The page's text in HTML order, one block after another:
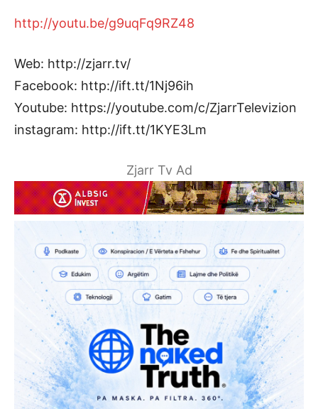
http://youtu.be/g9uqFq9RZ48
Web: http://zjarr.tv/
Facebook: http://ift.tt/1Nj96ih
Youtube: https://youtube.com/c/ZjarrTelevizion
instagram: http://ift.tt/1KYE3Lm
Zjarr Tv Ad